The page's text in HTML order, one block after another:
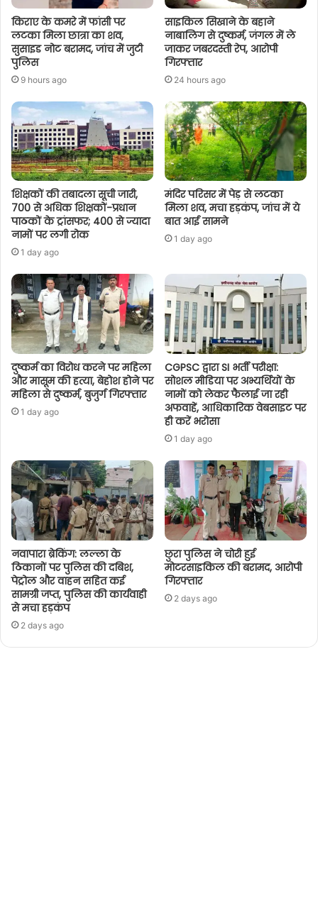
किराए के कमरे में फांसी पर
लटका मिला छात्रा का शव,
सुसाइड नोट बरामद, जांच में जुटी
पुलिस
9 hours ago
साइकिल सिखाने के बहाने
नाबालिग से दुष्कर्म, जंगल में ले
जाकर जबरदस्ती रेप, आरोपी
गिरफ्तार
24 hours ago
शिक्षकों की तबादला सूची जारी,
700 से अधिक शिक्षकों-प्रधान
पाठकों के ट्रांसफर; 400 से ज्यादा
नामों पर लगी रोक
1 day ago
मंदिर परिसर में पेड़ से लटका
मिला शव, मचा हड़कंप, जांच में ये
बात आई सामने
1 day ago
दुष्कर्म का विरोध करने पर महिला
और मासूम की हत्या, बेहोश होने पर
महिला से दुष्कर्म, बुजुर्ग गिरफ्तार
1 day ago
CGPSC द्वारा SI भर्ती परीक्षा:
सोशल मीडिया पर अभ्यर्थियों के
नामों को लेकर फैलाई जा रही
अफवाहें, आधिकारिक वेबसाइट पर
ही करें भरोसा
1 day ago
नवापारा ब्रेकिंग: लल्ला के
ठिकानों पर पुलिस की दबिश,
पेट्रोल और वाहन सहित कई
सामग्री जप्त, पुलिस की कार्यवाही
से मचा हड़कंप
2 days ago
छुरा पुलिस ने चोरी हुई
मोटरसाइकिल की बरामद, आरोपी
गिरफ्तार
2 days ago